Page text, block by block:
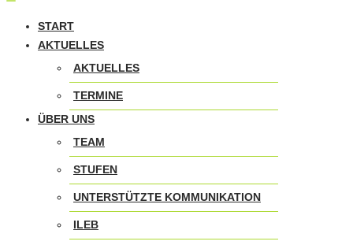
umschalten
START
AKTUELLES
AKTUELLES
TERMINE
ÜBER UNS
TEAM
STUFEN
UNTERSTÜTZTE KOMMUNIKATION
ILEB